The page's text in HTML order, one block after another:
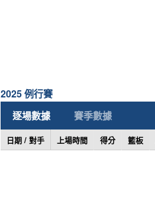
2025 例行賽
逐場數據
賽季數據
日期 / 對手 上場時間 得分 籃板